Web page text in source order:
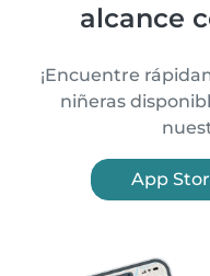
alcance
¡Encuentre
niñeras
App